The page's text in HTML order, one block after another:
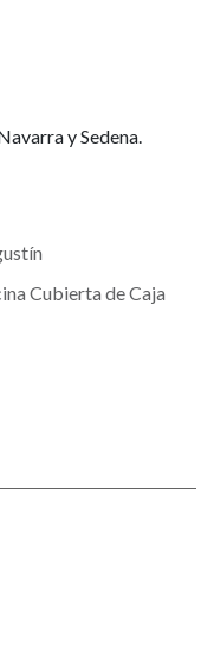
y Sedena.
Cubierta de Caja